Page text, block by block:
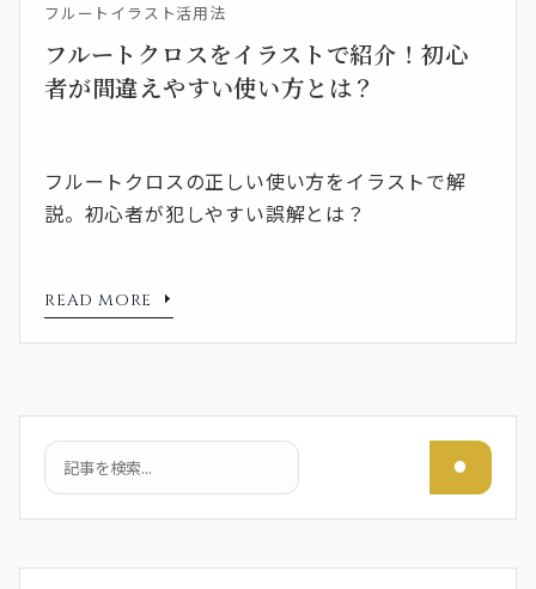
フルートイラスト活用法
フルートクロスをイラストで紹介！初心
者が間違えやすい使い方とは？
フルートクロスの正しい使い方をイラストで解
説。初心者が犯しやすい誤解とは？
READ MORE
検索